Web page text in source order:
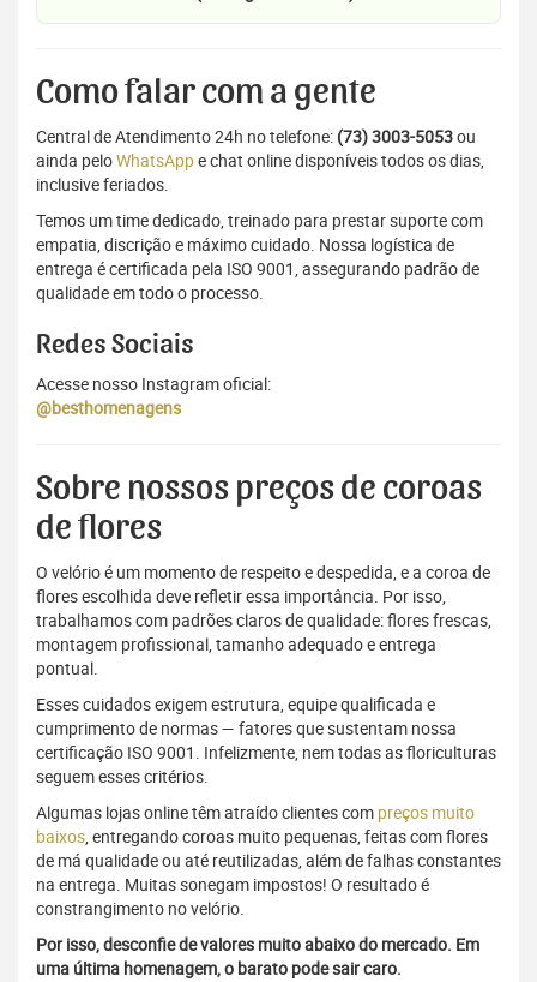
Como falar com a gente
Central de Atendimento 24h no telefone: (73) 3003-5053ou
ainda peloWhatsAppe chat online disponíveis todos os dias,
inclusive feriados.
Temos um time dedicado, treinado para prestar suporte com
empatia, discrição e máximo cuidado. Nossa logística de
entrega é certificada pela ISO 9001, assegurando padrão de
qualidade em todo o processo.
Redes Sociais
Acesse nosso Instagram oficial:
@besthomenagens
Sobre nossos preços de coroas
de flores
O velório é um momento de respeito e despedida, e a coroa de
flores escolhida deve refletir essa importância. Por isso,
trabalhamos com padrões claros de qualidade: flores frescas,
montagem profissional, tamanho adequado e entrega
pontual.
Esses cuidados exigem estrutura, equipe qualificada e
cumprimento de normas — fatores que sustentam nossa
certificação ISO 9001. Infelizmente, nem todas as floriculturas
seguem esses critérios.
Algumas lojas online têm atraído clientes com preços muito
baixos, entregando coroas muito pequenas, feitas com flores
de má qualidade ou até reutilizadas, além de falhas constantes
na entrega. Muitas sonegam impostos! O resultado é
constrangimento no velório.
Por isso, desconfie de valores muito abaixo do mercado. Em
uma última homenagem, o barato pode sair caro.